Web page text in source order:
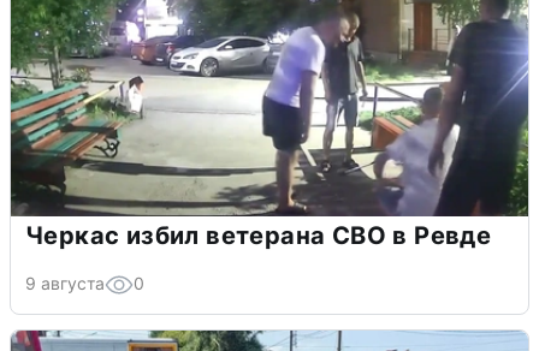
Черкас избил ветерана СВО в Ревде
9 августа 0